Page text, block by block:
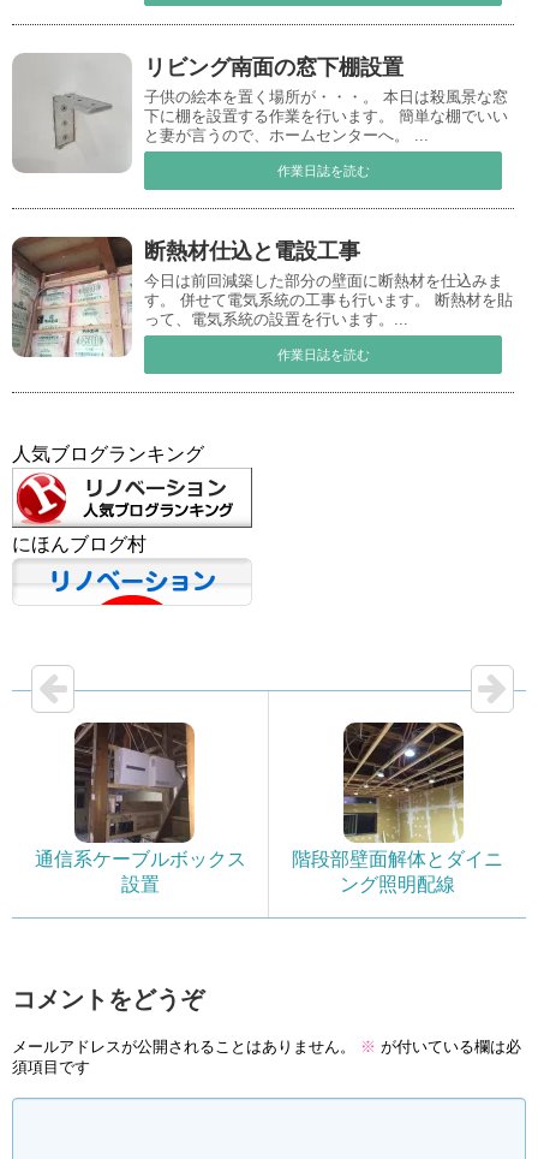
リビング南面の窓下棚設置
子供の絵本を置く場所が・・・。 本日は殺風景な窓
下に棚を設置する作業を行います。 簡単な棚でいい
と妻が言うので、ホームセンターへ。 ...
作業日誌を読む
断熱材仕込と電設工事
今日は前回減築した部分の壁面に断熱材を仕込みま
す。 併せて電気系統の工事も行います。 断熱材を貼
って、電気系統の設置を行います。...
作業日誌を読む
人気ブログランキング
にほんブログ村
通信系ケーブルボックス
設置
階段部壁面解体とダイニ
ング照明配線
コメントをどうぞ
メールアドレスが公開されることはありません。 ※ が付いている欄は必
須項目です